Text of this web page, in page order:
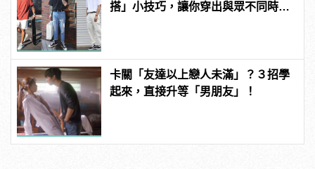
搭」小技巧，讓你穿出與眾不同時髦
卡關「友達以上戀人未滿」？３招學
起來，直接升等「男朋友」！